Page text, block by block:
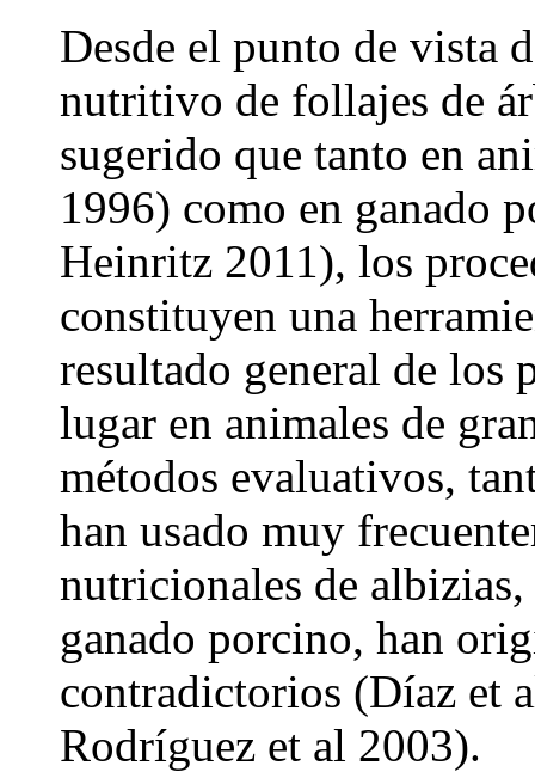
Desde el punto de vista
nutritivo de follajes de
sugerido que tanto en
1996) como en ganado
Heinritz 2011), los
constituyen una
resultado general de los
lugar en animales de
métodos evaluativos,
han usado muy
nutricionales de
ganado porcino, han
contradictorios (Díaz et
Rodríguez et al 2003).